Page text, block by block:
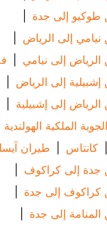
إلى جدة
إلى الرياض
|
إلى نيامي | فلاي
إلى الرياض
|
إلى إشبيلية |
|
| طيران آيسلندا |
كراكوف |
إلى جدة
إلى جدة